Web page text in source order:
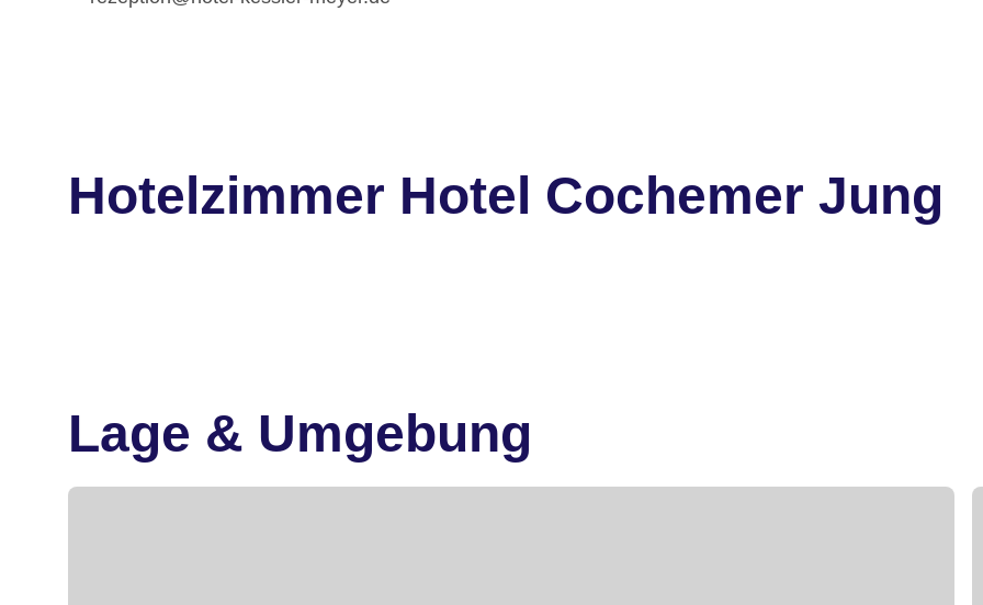
Hotelzimmer Hotel Cochemer Jung
Lage & Umgebung